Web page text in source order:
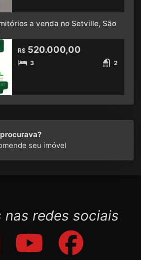
a venda no Setville, São
R$ 520.000,00
3 2
seu imóvel
nas redes sociais